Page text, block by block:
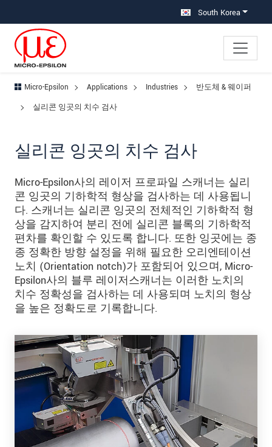
South Korea
Micro-Epsilon Applications Industries
반도체 & 웨이퍼
실리콘 잉곳의 치수 검사
실리콘 잉곳의 치수 검사
Micro-Epsilon사의 레이저 프로파일 스캐너는 실리
콘 잉곳의 기하학적 형상을 검사하는 데 사용됩니
다. 스캐너는 실리콘 잉곳의 전체적인 기하학적 형
상을 감지하여 분리 전에 실리콘 블록의 기하학적
편차를 확인할 수 있도록 합니다. 또한 잉곳에는 종
종 정확한 방향 설정을 위해 필요한 오리엔테이션
노치 (Orientation notch)가 포함되어 있으며, Micro-
Epsilon사의 블루 레이저스캐너는 이러한 노치의
치수 정확성을 검사하는 데 사용되며 노치의 형상
을 높은 정확도로 기록합니다.